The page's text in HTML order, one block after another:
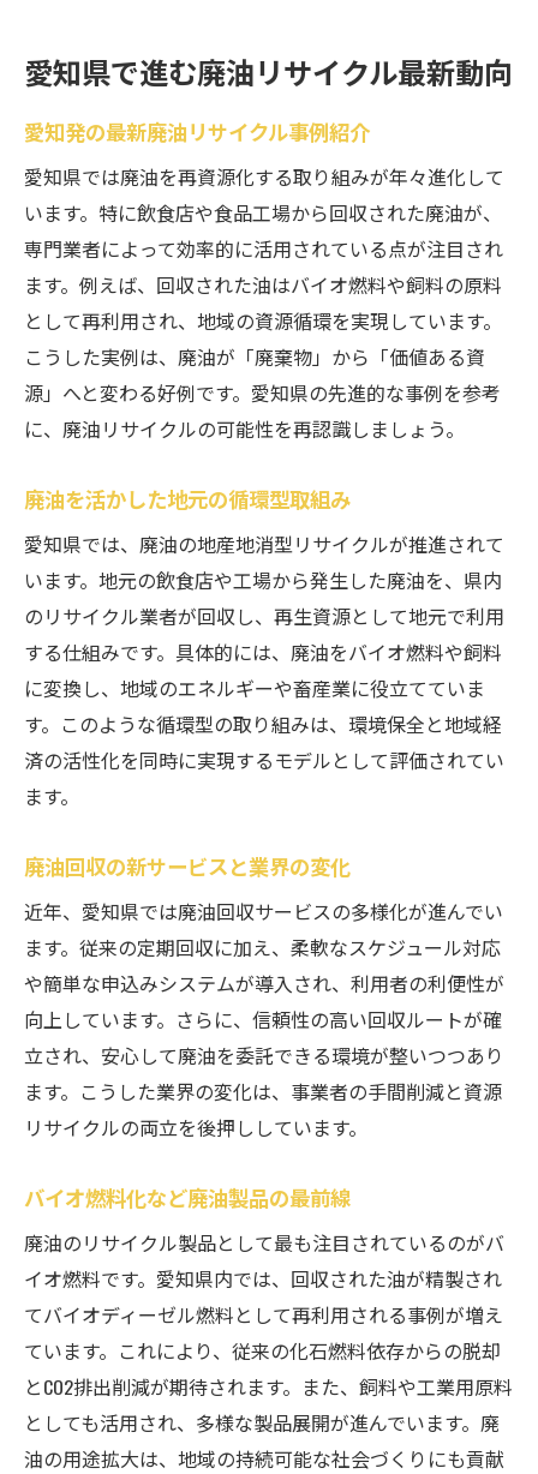
愛知県で進む廃油リサイクル最新動向
愛知発の最新廃油リサイクル事例紹介
愛知県では廃油を再資源化する取り組みが年々進化して
います。特に飲食店や食品工場から回収された廃油が、
専門業者によって効率的に活用されている点が注目され
ます。例えば、回収された油はバイオ燃料や飼料の原料
として再利用され、地域の資源循環を実現しています。
こうした実例は、廃油が「廃棄物」から「価値ある資
源」へと変わる好例です。愛知県の先進的な事例を参考
に、廃油リサイクルの可能性を再認識しましょう。
廃油を活かした地元の循環型取組み
愛知県では、廃油の地産地消型リサイクルが推進されて
います。地元の飲食店や工場から発生した廃油を、県内
のリサイクル業者が回収し、再生資源として地元で利用
する仕組みです。具体的には、廃油をバイオ燃料や飼料
に変換し、地域のエネルギーや畜産業に役立てていま
す。このような循環型の取り組みは、環境保全と地域経
済の活性化を同時に実現するモデルとして評価されてい
ます。
廃油回収の新サービスと業界の変化
近年、愛知県では廃油回収サービスの多様化が進んでい
ます。従来の定期回収に加え、柔軟なスケジュール対応
や簡単な申込みシステムが導入され、利用者の利便性が
向上しています。さらに、信頼性の高い回収ルートが確
立され、安心して廃油を委託できる環境が整いつつあり
ます。こうした業界の変化は、事業者の手間削減と資源
リサイクルの両立を後押ししています。
バイオ燃料化など廃油製品の最前線
廃油のリサイクル製品として最も注目されているのがバ
イオ燃料です。愛知県内では、回収された油が精製され
てバイオディーゼル燃料として再利用される事例が増え
ています。これにより、従来の化石燃料依存からの脱却
とCO2排出削減が期待されます。また、飼料や工業用原料
としても活用され、多様な製品展開が進んでいます。廃
油の用途拡大は、地域の持続可能な社会づくりにも貢献